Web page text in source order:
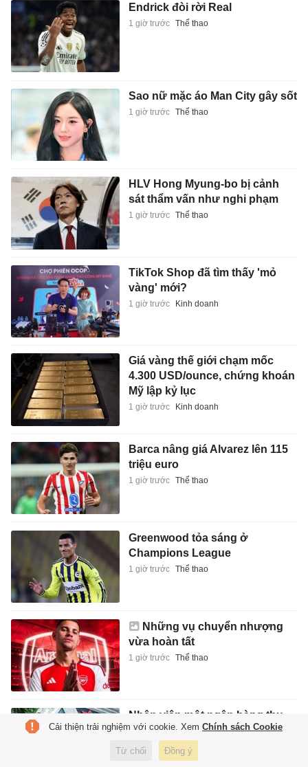
Endrick đòi rời Real
1 giờ trước Thể thao
Sao nữ mặc áo Man City gây sốt
1 giờ trước Thể thao
HLV Hong Myung-bo bị cảnh
sát thẩm vấn như nghi phạm
1 giờ trước Thể thao
TikTok Shop đã tìm thấy 'mỏ
vàng' mới?
1 giờ trước Kinh doanh
Giá vàng thế giới chạm mốc
4.300 USD/ounce, chứng khoán
Mỹ lập kỷ lục
1 giờ trước Kinh doanh
Barca nâng giá Alvarez lên 115
triệu euro
1 giờ trước Thể thao
Greenwood tỏa sáng ở
Champions League
1 giờ trước Thể thao
Những vụ chuyển nhượng
vừa hoàn tất
1 giờ trước Thể thao
Nhân viên một ngân hàng thu
nhập bình quân gần 58 triệu
đồng/tháng
1 giờ trước Kinh doanh
Cải thiện trải nghiệm với cookie. Xem Chính sách Cookie
Từ chối Đồng ý